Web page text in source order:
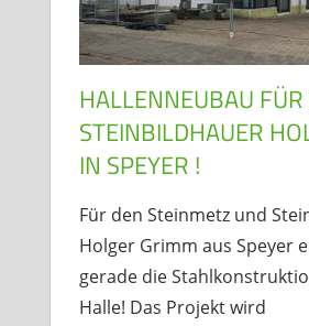
HALLENNEUBAU FÜR
STEINBILDHAUER
IN SPEYER !
Für den Steinmetz und
Holger Grimm aus Speyer
gerade die
Halle! Das Projekt wird